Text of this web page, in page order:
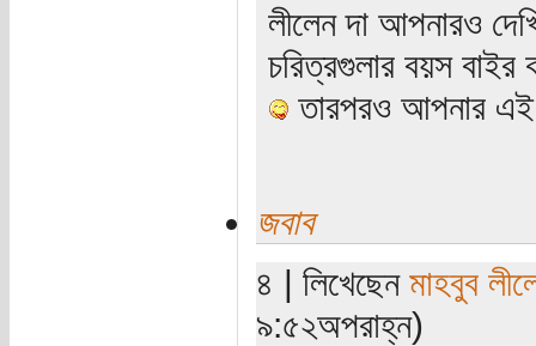
লীলেন দা আপনারও
চরিত্রগুলার বয়স বাইর
তারপরও আপনার
জবাব
৪ | লিখেছেন মাহবুব
৯:৫২অপরাহ্ন)